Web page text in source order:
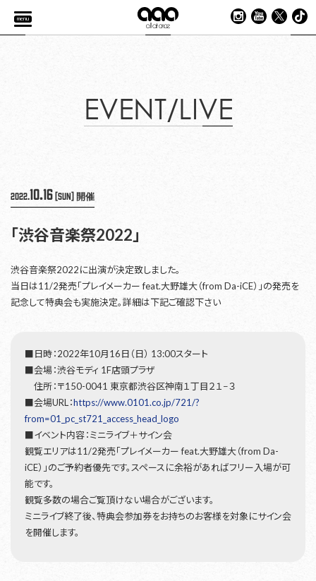
menu
EVENT/LIVE
2022.10.16[Sun]開催
「渋谷音楽祭2022」
渋谷音楽祭2022に出演が決定致しました。
当日は11/2発売「プレイメーカー feat.大野雄大（from Da-iCE）」の発売を
記念して特典会も実施決定。詳細は下記ご確認下さい
■日時：2022年10月16日（日） 13:00スタート
■会場：渋谷モディ 1F店頭プラザ
住所：〒150-0041 東京都渋谷区神南１丁目２１−３
■会場URL：https://www.0101.co.jp/721/?
from=01_pc_st721_access_head_logo
■イベント内容：ミニライブ＋サイン会
観覧エリアは11/2発売「プレイメーカー feat.大野雄大（from Da-
iCE）」のご予約者優先です。スペースに余裕があればフリー入場が可
能です。
観覧多数の場合ご覧頂けない場合がございます。
ミニライブ終了後、特典会参加券をお持ちのお客様を対象にサイン会
を開催します。